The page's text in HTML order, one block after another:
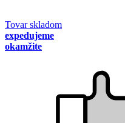
Tovar skladom
expedujeme
okamžite